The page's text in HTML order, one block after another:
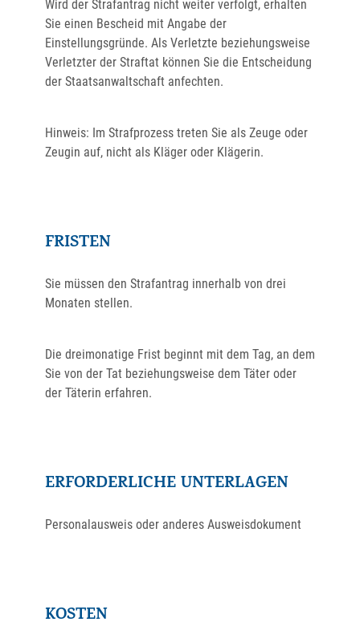
Wird der Strafantrag nicht weiter verfolgt, erhalten
Sie einen Bescheid mit Angabe der
Einstellungsgründe. Als Verletzte beziehungsweise
Verletzter der Straftat können Sie die Entscheidung
der Staatsanwaltschaft anfechten.
Hinweis: Im Strafprozess treten Sie als Zeuge oder
Zeugin auf, nicht als Kläger oder Klägerin.
FRISTEN
Sie müssen den Strafantrag innerhalb von drei
Monaten stellen.
Die dreimonatige Frist beginnt mit dem Tag, an dem
Sie von der Tat beziehungsweise dem Täter oder
der Täterin erfahren.
ERFORDERLICHE UNTERLAGEN
Personalausweis oder anderes Ausweisdokument
KOSTEN